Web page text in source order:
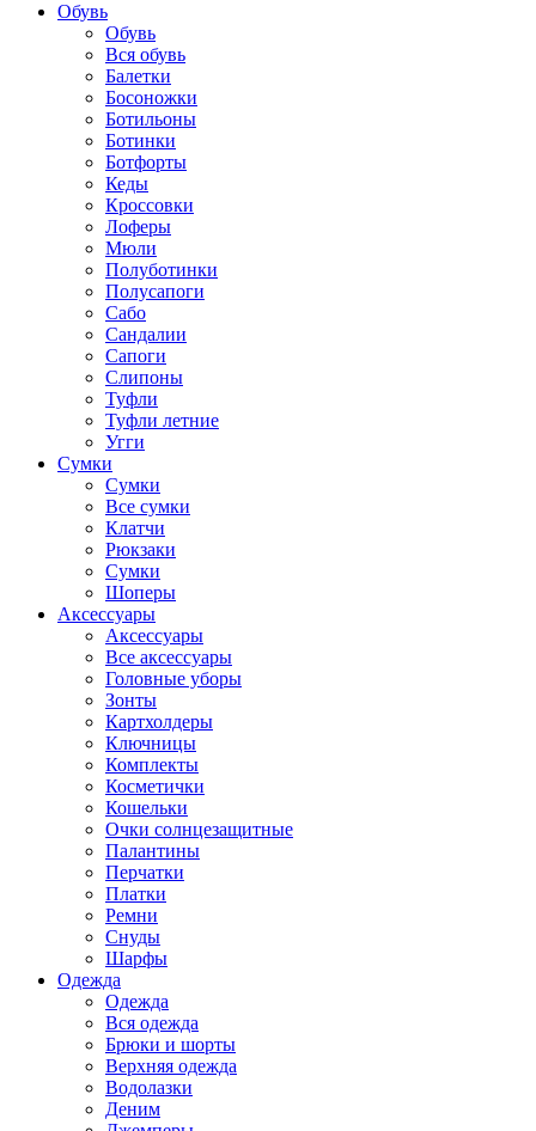
Обувь
Обувь
Вся обувь
Балетки
Босоножки
Ботильоны
Ботинки
Ботфорты
Кеды
Кроссовки
Лоферы
Мюли
Полуботинки
Полусапоги
Сабо
Сандалии
Сапоги
Слипоны
Туфли
Туфли летние
Угги
Сумки
Сумки
Все сумки
Клатчи
Рюкзаки
Сумки
Шоперы
Аксессуары
Аксессуары
Все аксессуары
Головные уборы
Зонты
Картхолдеры
Ключницы
Комплекты
Косметички
Кошельки
Очки солнцезащитные
Палантины
Перчатки
Платки
Ремни
Снуды
Шарфы
Одежда
Одежда
Вся одежда
Брюки и шорты
Верхняя одежда
Водолазки
Деним